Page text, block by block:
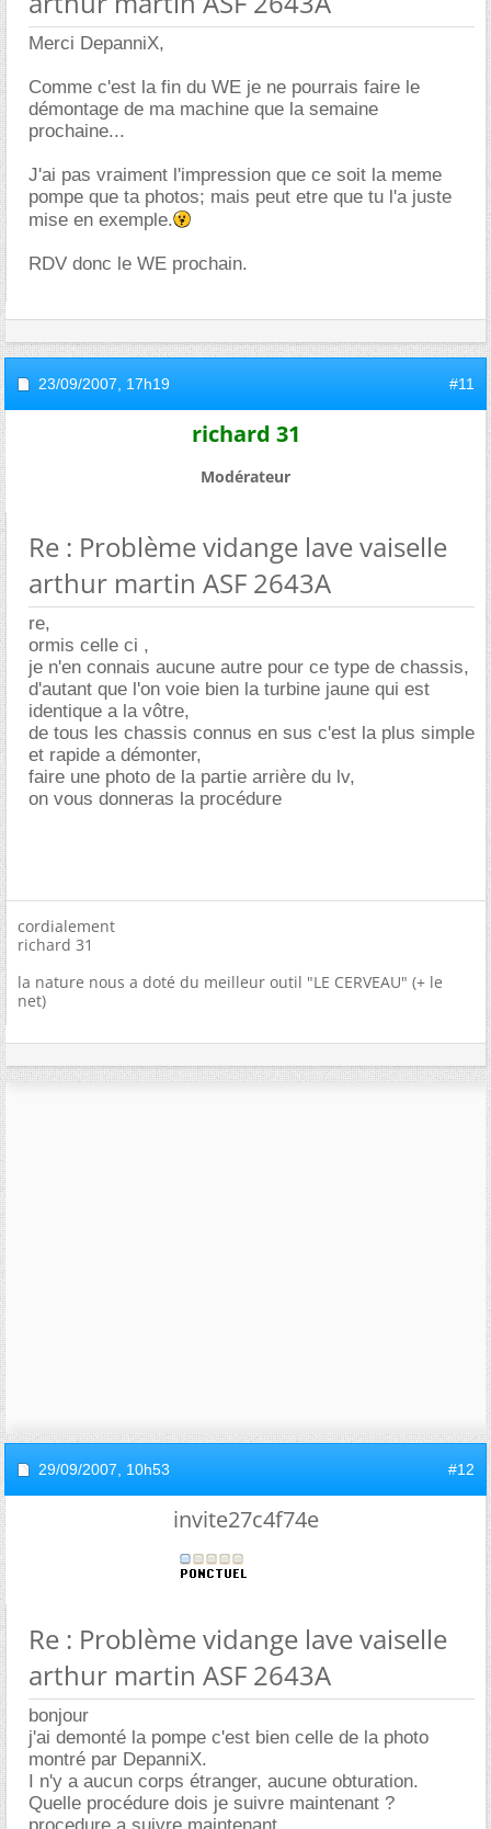
Merci DepanniX,
Comme c'est la fin du WE je ne pourrais faire le
démontage de ma machine que la semaine
prochaine...
J'ai pas vraiment l'impression que ce soit la meme
pompe que ta photos; mais peut etre que tu l'a juste
mise en exemple.
RDV donc le WE prochain.
23/09/2007, 17h19 #11
richard 31
Modérateur
Re : Problème vidange lave vaiselle
arthur martin ASF 2643A
re,
ormis celle ci ,
je n'en connais aucune autre pour ce type de chassis,
d'autant que l'on voie bien la turbine jaune qui est
identique a la vôtre,
de tous les chassis connus en sus c'est la plus simple
et rapide a démonter,
faire une photo de la partie arrière du lv,
on vous donneras la procédure
cordialement
richard 31
la nature nous a doté du meilleur outil "LE CERVEAU" (+ le
net)
29/09/2007, 10h53 #12
invite27c4f74e
Re : Problème vidange lave vaiselle
arthur martin ASF 2643A
bonjour
j'ai demonté la pompe c'est bien celle de la photo
montré par DepanniX.
I n'y a aucun corps étranger, aucune obturation.
Quelle procédure dois je suivre maintenant ?